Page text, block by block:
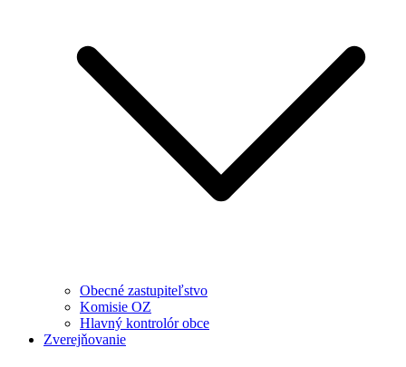
Obecné zastupiteľstvo
Komisie OZ
Hlavný kontrolór obce
Zverejňovanie